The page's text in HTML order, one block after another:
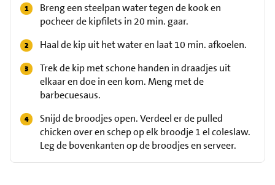
Breng een steelpan water tegen de kook en
pocheer de kipfilets in 20 min. gaar.
Haal de kip uit het water en laat 10 min. afkoelen.
Trek de kip met schone handen in draadjes uit
elkaar en doe in een kom. Meng met de
barbecuesaus.
Snijd de broodjes open. Verdeel er de pulled
chicken over en schep op elk broodje 1 el coleslaw.
Leg de bovenkanten op de broodjes en serveer.